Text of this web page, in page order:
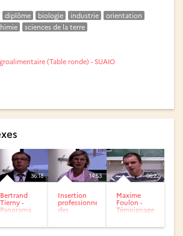
diplôme biologie industrie
orientation
sciences de la terre
(Table ronde) - SUAIO
36:18
Bertrand
Tierny -
Panorama
14:53
Insertion
professionnelles
des
06:22
Maxime
Foulon -
Témoignages